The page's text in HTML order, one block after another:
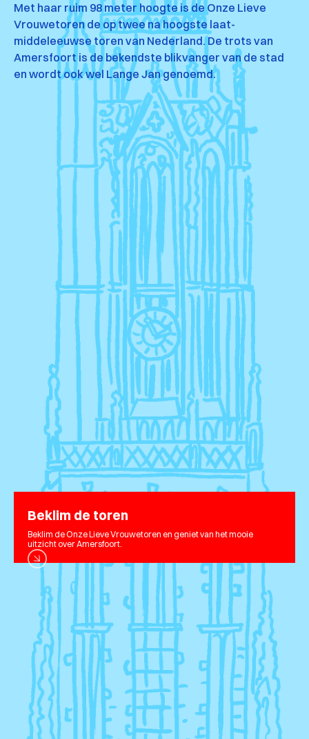
Met haar ruim 98 meter hoogte is de Onze Lieve
Vrouwetoren de op twee na hoogste laat-
middeleeuwse toren van Nederland. De trots van
Amersfoort is de bekendste blikvanger van de stad
en wordt ook wel Lange Jan genoemd.
Beklim de toren
Beklim de Onze Lieve Vrouwetoren en geniet van het mooie
uitzicht over Amersfoort.